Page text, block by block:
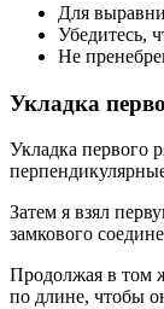
Для
Убедитесь,
Не
Укладка
Укладка первого
Затем я взял
замкового
Продолжая в том
по длине, чтобы